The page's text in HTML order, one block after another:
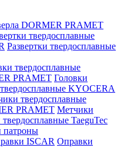
DORMER PRAMET
твердосплавные
Развертки твердосплавные
твердосплавные
PRAMET Головки
KYOCERA
твердосплавные
PRAMET Метчики
TaeguTec
патроны
ISCAR Оправки